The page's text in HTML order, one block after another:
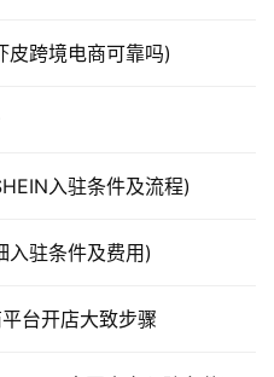
皮跨境电商可靠吗)
入驻条件及流程)
入驻条件及费用)
台开店大致步骤